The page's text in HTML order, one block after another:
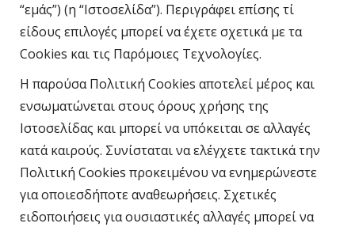
“εμάς”) (η “Ιστοσελίδα”). Περιγράφει επίσης τί
είδους επιλογές μπορεί να έχετε σχετικά με τα
Cookies και τις Παρόμοιες Τεχνολογίες.
Η παρούσα Πολιτική Cookies αποτελεί μέρος και
ενσωματώνεται στους όρους χρήσης της
Ιστοσελίδας και μπορεί να υπόκειται σε αλλαγές
κατά καιρούς. Συνίσταται να ελέγχετε τακτικά την
Πολιτική Cookies προκειμένου να ενημερώνεστε
για οποιεσδήποτε αναθεωρήσεις. Σχετικές
ειδοποιήσεις για ουσιαστικές αλλαγές μπορεί να